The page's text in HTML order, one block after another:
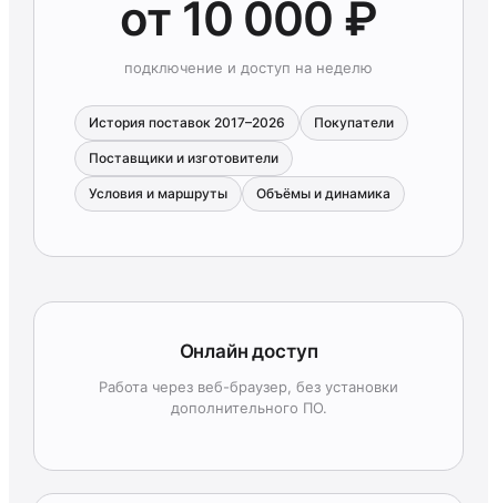
от 10 000 ₽
подключение и доступ на неделю
История поставок 2017–2026 Покупатели
Поставщики и изготовители
Условия и маршруты Объёмы и динамика
Онлайн доступ
Работа через веб-браузер, без установки
дополнительного ПО.